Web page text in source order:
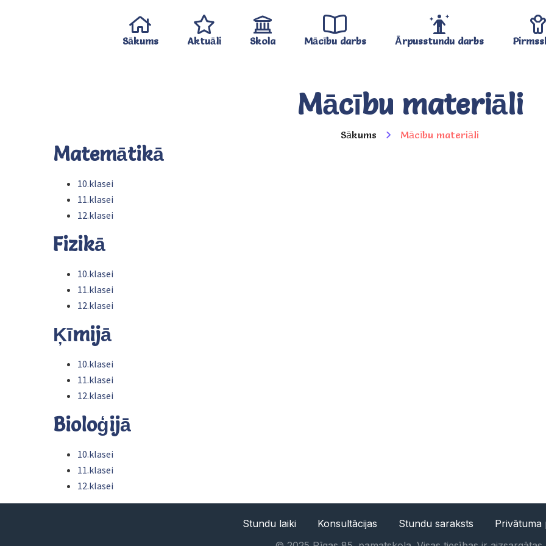
Sākums Aktuāli Skola Mācību darbs Ārpusstundu darbs
Mācību materiāli
Sākums Mācību materiāli
Matemātikā
10.klasei
11.klasei
12.klasei
Fizikā
10.klasei
11.klasei
12.klasei
Ķīmijā
10.klasei
11.klasei
12.klasei
Bioloģijā
10.klasei
11.klasei
12.klasei
Stundu laiki Konsultācijas Stundu saraksts
Privātuma